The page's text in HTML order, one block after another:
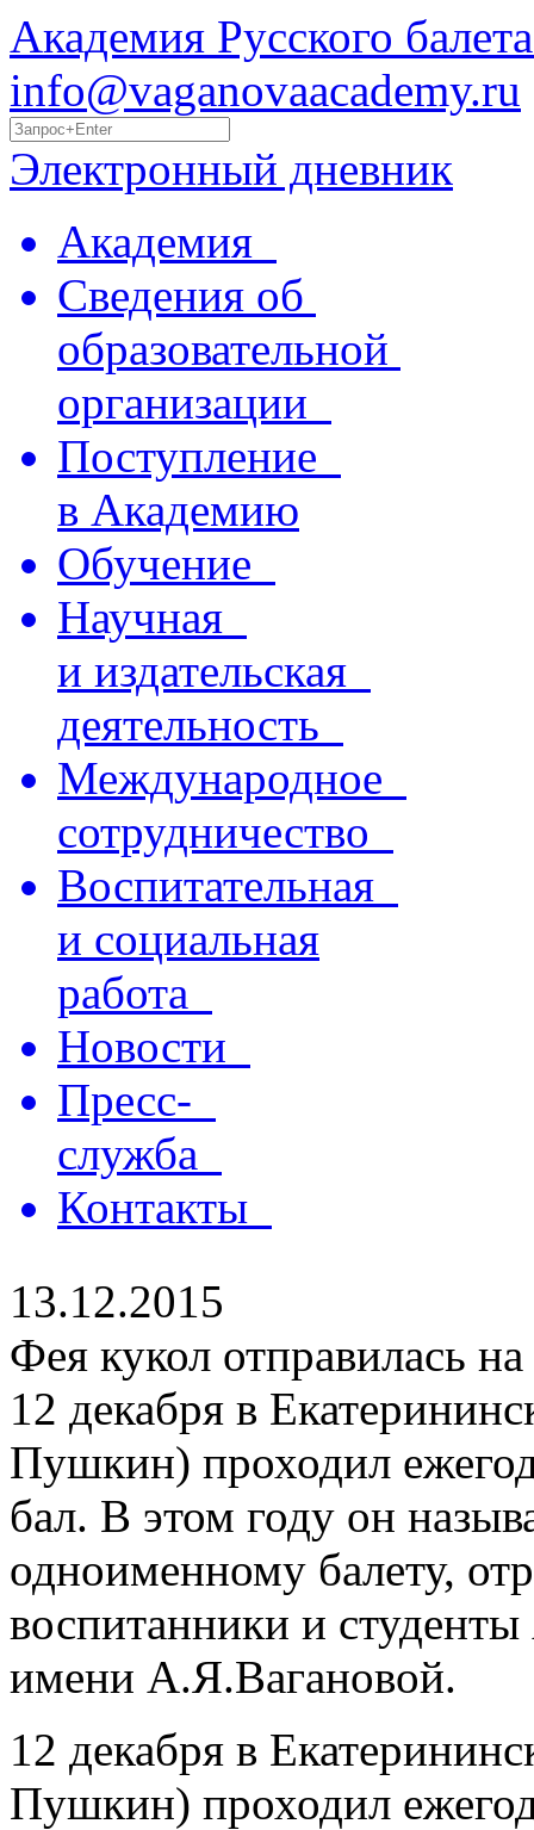
Академия Русского
info@vaganovaacademy.ru
Электронный дневник
Академия
Сведения об
образовательной
организации
Поступление
в Академию
Обучение
Научная
и издательская
деятельность
Международное
сотрудничество
Воспитательная
и социальная
работа
Новости
Пресс-
служба
Контакты
13.12.2015
Фея кукол отправилась
12 декабря в
Пушкин) проходил
бал. В этом году он
одноименному балету,
воспитанники и
имени А.Я.Вагановой.
12 декабря в
Пушкин) проходил